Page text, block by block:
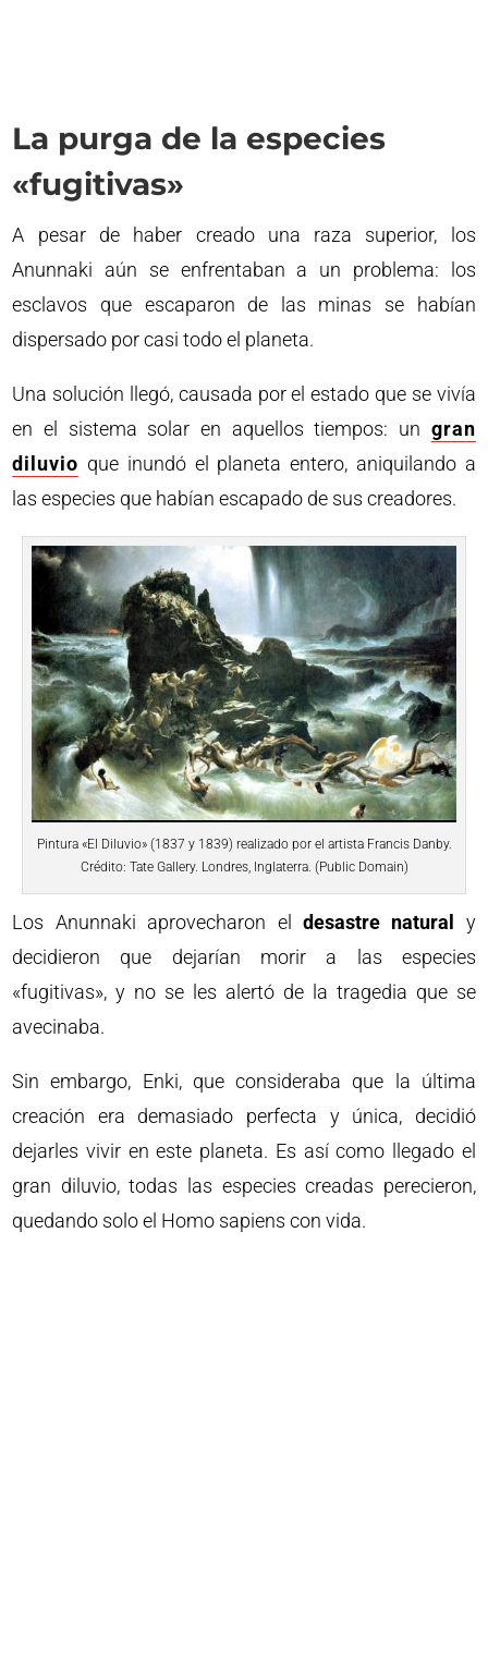
La purga de la especies
«fugitivas»
A pesar de haber creado una raza superior, los
Anunnaki aún se enfrentaban a un problema: los
esclavos que escaparon de las minas se habían
dispersado por casi todo el planeta.
Una solución llegó, causada por el estado que se vivía
en el sistema solar en aquellos tiempos: un gran
diluvio que inundó el planeta entero, aniquilando a
las especies que habían escapado de sus creadores.
Pintura «El Diluvio» (1837 y 1839) realizado por el artista Francis Danby.
Crédito: Tate Gallery. Londres, Inglaterra. (Public Domain)
Los Anunnaki aprovecharon el desastre natural y
decidieron que dejarían morir a las especies
«fugitivas», y no se les alertó de la tragedia que se
avecinaba.
Sin embargo, Enki, que consideraba que la última
creación era demasiado perfecta y única, decidió
dejarles vivir en este planeta. Es así como llegado el
gran diluvio, todas las especies creadas perecieron,
quedando solo el Homo sapiens con vida.